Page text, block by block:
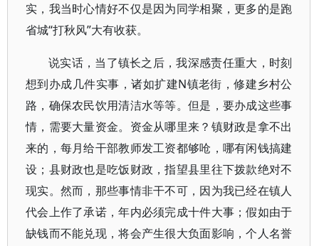
实，我当时心情好不仅是因为同学相聚，更多的是跑
省城“打秋风”大有收获。
说实话，当了镇长之后，我深感责任重大，时刻
想到办成几件实事，诸如扩建N镇老街，修建乡村公
路，确保农民饮用清洁水等等。但是，要办成这些事
情，需要大量资金。资金从哪里来？镇财政是拿不出
来的，每月给干部教师发工资都够呛，哪有闲钱搞建
设；县财政也是吃饭财政，指望县里往下拨款绝对不
现实。然而，那些事情非干不可，因为我已经在镇人
代会上作了承诺，年内必须完成十件大事；假如由于
缺钱而不能兑现，将会产生很大负面影响，个人名誉